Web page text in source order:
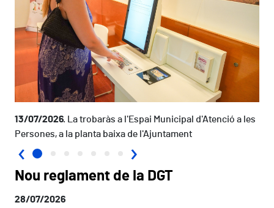
13/07/2026
La trobaràs a l'Espai Municipal d'Atenció a les
Persones, a la planta baixa de l'Ajuntament
‹ ›
Nou reglament de la DGT
28/07/2026